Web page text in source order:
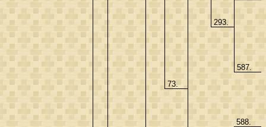
73.
293.
587.
588.